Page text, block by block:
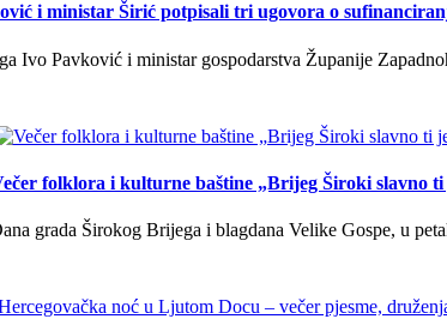
i ministar Širić potpisali tri ugovora o
Ivo Pavković i ministar gospodarstva Županije
folklora i kulturne baštine „Brijeg Široki slavno ti
grada Širokog Brijega i blagdana Velike Gospe, u